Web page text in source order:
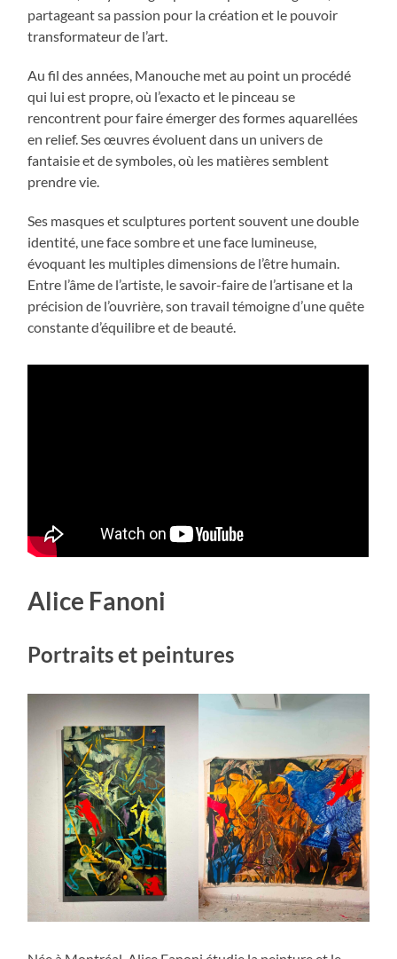
partageant sa passion pour la création et le pouvoir
transformateur de l’art.
Au fil des années, Manouche met au point un procédé
qui lui est propre, où l’exacto et le pinceau se
rencontrent pour faire émerger des formes aquarellées
en relief. Ses œuvres évoluent dans un univers de
fantaisie et de symboles, où les matières semblent
prendre vie.
Ses masques et sculptures portent souvent une double
identité, une face sombre et une face lumineuse,
évoquant les multiples dimensions de l’être humain.
Entre l’âme de l’artiste, le savoir-faire de l’artisane et la
précision de l’ouvrière, son travail témoigne d’une quête
constante d’équilibre et de beauté.
Alice Fanoni
Portraits et peintures